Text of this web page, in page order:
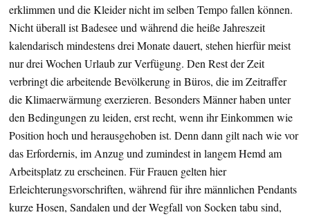
erklimmen und die Kleider nicht im selben Tempo fallen können.
Nicht überall ist Badesee und während die heiße Jahreszeit
kalendarisch mindestens drei Monate dauert, stehen hierfür meist
nur drei Wochen Urlaub zur Verfügung. Den Rest der Zeit
verbringt die arbeitende Bevölkerung in Büros, die im Zeitraffer
die Klimaerwärmung exerzieren. Besonders Männer haben unter
den Bedingungen zu leiden, erst recht, wenn ihr Einkommen wie
Position hoch und herausgehoben ist. Denn dann gilt nach wie vor
das Erfordernis, im Anzug und zumindest in langem Hemd am
Arbeitsplatz zu erscheinen. Für Frauen gelten hier
Erleichterungsvorschriften, während für ihre männlichen Pendants
kurze Hosen, Sandalen und der Wegfall von Socken tabu sind,